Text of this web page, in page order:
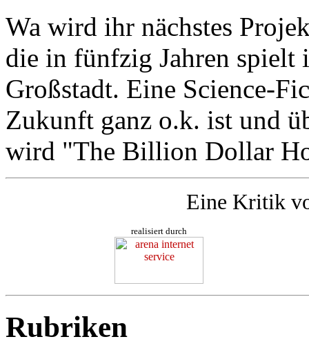
Wa wird ihr nächstes
die in fünfzig Jahren spielt
Großstadt. Eine Science-
Zukunft ganz o.k. ist und
wird "The Billion Dollar
Eine Kritik
realisiert durch
Rubriken